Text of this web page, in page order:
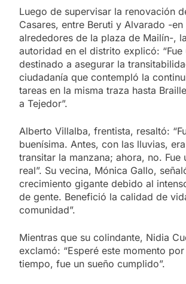
Luego de supervisar la renovación
Casares, entre Beruti y Alvarado -en
alrededores de la plaza de Mailín-,
autoridad en el distrito explicó:
destinado a asegurar la
ciudadanía que contempló la
tareas en la misma traza hasta
a Tejedor”.
Alberto Villalba, frentista, resaltó:
buenísima. Antes, con las lluvias,
transitar la manzana; ahora, no. Fue
real”. Su vecina, Mónica Gallo,
crecimiento gigante debido al
de gente. Benefició la calidad de
comunidad”.
Mientras que su colindante, Nidia
exclamó: “Esperé este momento
tiempo, fue un sueño cumplido”.